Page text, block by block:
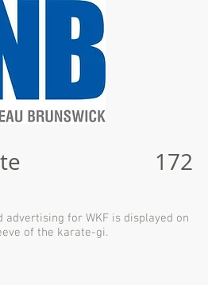
172
advertising for WKF is displayed on
of the karate-gi.